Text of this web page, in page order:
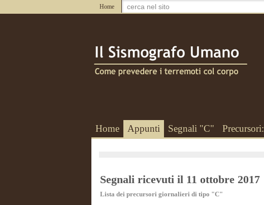
Home
Home Appunti Segnali "C" Precursori:
Segnali ricevuti il 11 ottobre 2017
Lista dei precursori giornalieri di tipo "C"